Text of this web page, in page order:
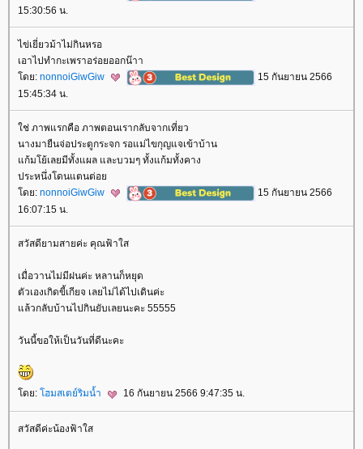
15:30:56 น.
ไข่เยี่ยวม้าไม่กินหรอ
เอาไปทำกะเพราอร่อยออกน๊าา
ดย: nonnoiGiwGiw
15 กันยายน 2566
15:45:34 น.
ช่ ภาพแรกคือ ภาพตอนเรากลับจากเที่ยว
นางมายืนจ่อประตูกระจก รอแม่ไขกุญแจเข้าบ้าน
ก้มโย้เลยมีทั้งแผล และบวมๆ ทั้งแก้มทั้งคาง
ประหนึ่งโดนแตนต่อ
ดย: nonnoiGiwGiw
15 กันยายน 2566
16:07:15 น.
สวัสดียามสายค่ะ คุณฟ้าใส
เมื่อวานไม่มีฝนค่ะ หลานก็หยุด
ตัวเองเกิดขี้เกียจ เลยไม่ได้ไปเดินค่ะ
ล้วกลับบ้านไปกินยับเลยนะคะ 55555
วันนี้ขอให้เป็นวันที่ดีนะคะ
ดย: ฮมสเตย์ริมน้ำ 16 กันยายน 2566 9:47:35 น.
สวัสดีค่ะน้องฟ้าใส